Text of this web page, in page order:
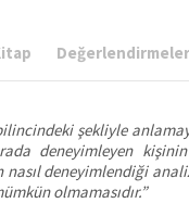
şekliyle
deneyimleyen kişinin
deneyimlendiği
olmamasıdır.”